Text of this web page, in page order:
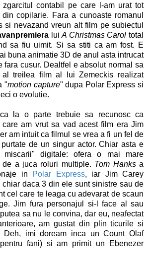
zgarcitul contabil pe care l-am urat tot
copilarie. Fara a cunoaste romanul
si nevazand vreun alt film pe subiectul
luiA Christmas Carol total
sa fiu uimit. Si sa stiti ca am fost. E
buna animatie 3D de anul asta intrucat
fara cusur. Dealtfel e absolut normal sa
treilea film al lui Zemeckis realizat
"motion capture" dupa Polar Express si
o evolutie.
la o parte trebuie sa recunosc ca
care am vrut sa vad acest film era Jim
am intuit ca filmul se vrea a fi un fel de
de un singur actor. Chiar asta e
miscarii" digitale: ofera o mai mare
de a juca roluri multiple. Tom Hanksa
in
Polar Express, iar Jim Carey
chiar daca 3 din ele sunt sinistre sau de
cel care te leaga cu adevarat de scaun
Jim fura personajul si-l face al sau
sa nu le convina, dar eu, neafectat
am gustat din plin ticurile si
Deh, imi doream inca un Count Olaf
fani) si am primit un Ebenezer